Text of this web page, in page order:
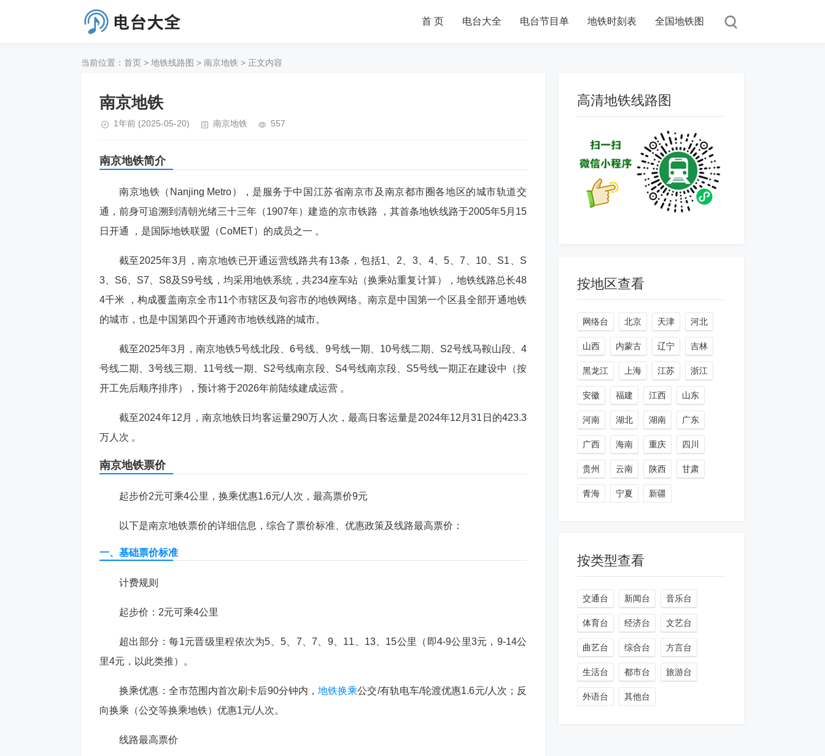
首 页 电台大全 电台节目单 地铁时刻表 全国地铁图
当前位置： 首页 > 地铁线路图 > 南京地铁 > 正文内容
南京地铁
1年前 (2025-05-20) 南京地铁 557
南京地铁简介
南京地铁（Nanjing Metro），是服务于中国江苏省南京市及南京都市圈各地区的城市轨道交
通，前身可追溯到清朝光绪三十三年（1907年）建造的京市铁路 ，其首条地铁线路于2005年5月15
日开通 ，是国际地铁联盟（CoMET）的成员之一 。
截至2025年3月，南京地铁已开通运营线路共有13条，包括1、2、3、4、5、7、10、S1、S
3、S6、S7、S8及S9号线，均采用地铁系统，共234座车站（换乘站重复计算），地铁线路总长48
4千米 ，构成覆盖南京全市11个市辖区及句容市的地铁网络。南京是中国第一个区县全部开通地铁
的城市，也是中国第四个开通跨市地铁线路的城市。
截至2025年3月，南京地铁5号线北段、6号线、9号线一期、10号线二期、S2号线马鞍山段、4
号线二期、3号线三期、11号线一期、S2号线南京段、S4号线南京段、S5号线一期正在建设中（按
开工先后顺序排序），预计将于2026年前陆续建成运营 。
截至2024年12月，南京地铁日均客运量290万人次，最高日客运量是2024年12月31日的423.3
万人次 。
南京地铁票价
起步价2元可乘4公里，换乘优惠1.6元/人次，最高票价9元
以下是南京地铁票价的详细信息，综合了票价标准、优惠政策及线路最高票价：
一、基础票价标准
‌计费规则‌
起步价：‌2元可乘4公里‌
超出部分：每1元晋级里程依次为5、5、7、7、9、11、13、15公里（即4-9公里3元，9-14公
里4元，以此类推）。
‌换乘优惠‌：全市范围内首次刷卡后90分钟内， 地铁换乘公交/有轨电车/轮渡优惠1.6元/人次；反
向换乘（公交等换乘地铁）优惠1元/人次。
‌线路最高票价‌
高清地铁线路图
按地区查看
网络台 北京 天津 河北
山西 内蒙古 辽宁 吉林
黑龙江 上海 江苏 浙江
安徽 福建 江西 山东
河南 湖北 湖南 广东
广西 海南 重庆 四川
贵州 云南 陕西 甘肃
青海 宁夏 新疆
按类型查看
交通台 新闻台 音乐台
体育台 经济台 文艺台
曲艺台 综合台 方言台
生活台 都市台 旅游台
外语台 其他台